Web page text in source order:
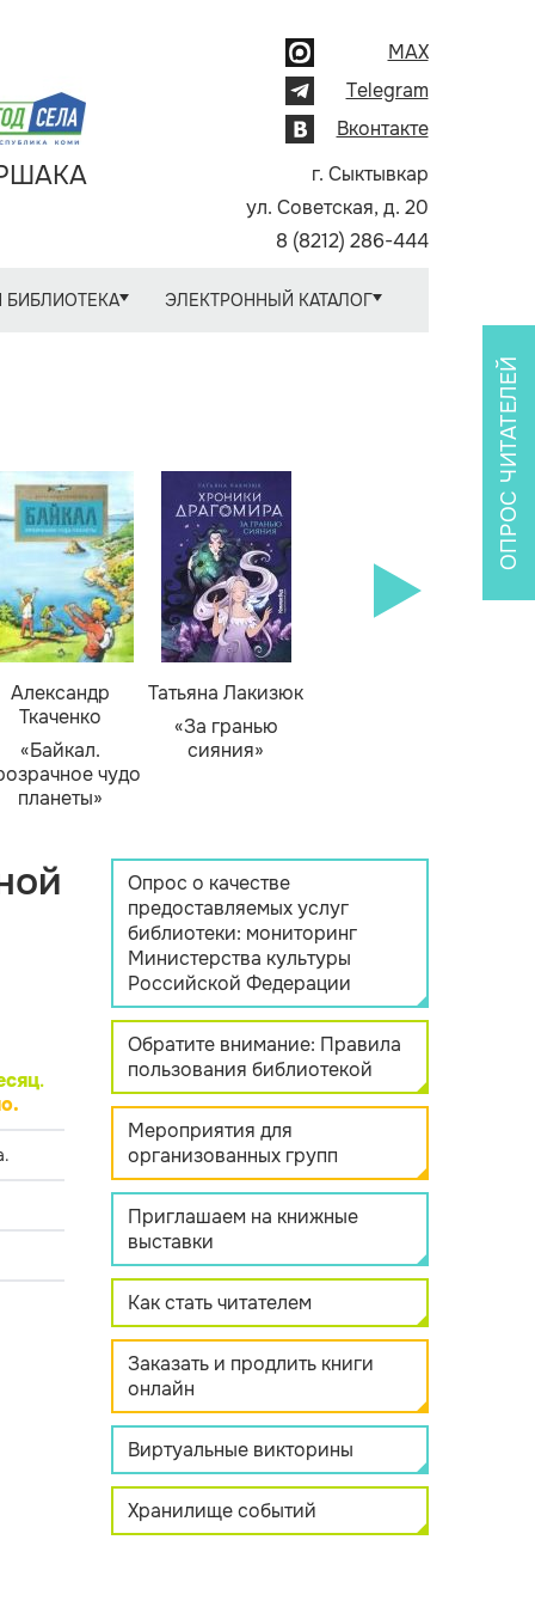
MAX
Telegram
Вконтакте
г. Сыктывкар
ул. Советская, д. 20
8 (8212) 286-444
БИБЛИОТЕКА ЭЛЕКТРОННЫЙ КАТАЛОГ
Александр
Ткаченко
«Байкал.
чудо
планеты»
Татьяна Лакизюк
«За гранью
сияния»
.
ОПРОС ЧИТАТЕЛЕЙ
Опрос о качестве
предоставляемых услуг
библиотеки: мониторинг
Министерства культуры
Российской Федерации
Обратите внимание: Правила
пользования библиотекой
Мероприятия для
организованных групп
Приглашаем на книжные
выставки
Как стать читателем
Заказать и продлить книги
онлайн
Виртуальные викторины
Хранилище событий